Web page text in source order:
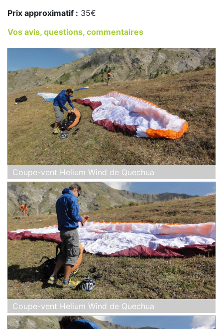
Prix approximatif : 35€
Vos avis, questions, commentaires
Coupe-vent Helium Wind de Quechua
Coupe-vent Helium Wind de Quechua